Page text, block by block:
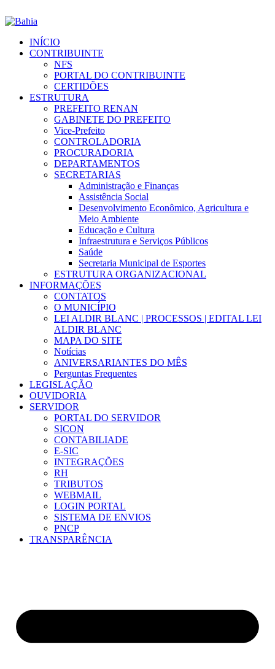
INÍCIO
CONTRIBUINTE
NFS
PORTAL DO CONTRIBUINTE
CERTIDÕES
ESTRUTURA
PREFEITO RENAN
GABINETE DO PREFEITO
Vice-Prefeito
CONTROLADORIA
PROCURADORIA
DEPARTAMENTOS
SECRETARIAS
Administração e Finanças
Assistência Social
Desenvolvimento Econômico, Agricultura e
Meio Ambiente
Educação e Cultura
Infraestrutura e Serviços Públicos
Saúde
Secretaria Municipal de Esportes
ESTRUTURA ORGANIZACIONAL
INFORMAÇÕES
CONTATOS
O MUNICÍPIO
LEI ALDIR BLANC | PROCESSOS | EDITAL LEI
ALDIR BLANC
MAPA DO SITE
Notícias
ANIVERSARIANTES DO MÊS
Perguntas Frequentes
LEGISLAÇÃO
OUVIDORIA
SERVIDOR
PORTAL DO SERVIDOR
SICON
CONTABILIADE
E-SIC
INTEGRAÇÕES
RH
TRIBUTOS
WEBMAIL
LOGIN PORTAL
SISTEMA DE ENVIOS
PNCP
TRANSPARÊNCIA